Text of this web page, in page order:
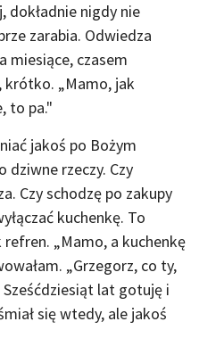
nigdy nie
zarabia. Odwiedza
miesiące, czasem
krótko. „Mamo, jak
to pa."
jakoś po Bożym
dziwne rzeczy. Czy
Czy schodzę po zakupy
kuchenkę. To
„Mamo, a kuchenkę
„Grzegorz, co ty,
Sześćdziesiąt lat gotuję i
się wtedy, ale jakoś